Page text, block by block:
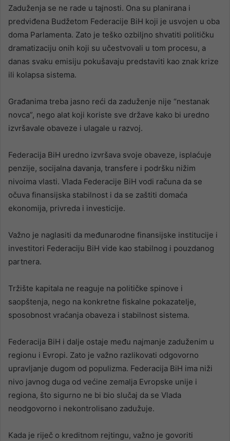
Zaduženja se ne rade u tajnosti. Ona su planirana i
predviđena Budžetom Federacije BiH koji je usvojen u oba
doma Parlamenta. Zato je teško ozbiljno shvatiti političku
dramatizaciju onih koji su učestvovali u tom procesu, a
danas svaku emisiju pokušavaju predstaviti kao znak krize
ili kolapsa sistema.
Građanima treba jasno reći da zaduženje nije “nestanak
novca”, nego alat koji koriste sve države kako bi uredno
izvršavale obaveze i ulagale u razvoj.
Federacija BiH uredno izvršava svoje obaveze, isplaćuje
penzije, socijalna davanja, transfere i podršku nižim
nivoima vlasti. Vlada Federacije BiH vodi računa da se
očuva finansijska stabilnost i da se zaštiti domaća
ekonomija, privreda i investicije.
Važno je naglasiti da međunarodne finansijske institucije i
investitori Federaciju BiH vide kao stabilnog i pouzdanog
partnera.
Tržište kapitala ne reaguje na političke spinove i
saopštenja, nego na konkretne fiskalne pokazatelje,
sposobnost vraćanja obaveza i stabilnost sistema.
Federacija BiH i dalje ostaje među najmanje zaduženim u
regionu i Evropi. Zato je važno razlikovati odgovorno
upravljanje dugom od populizma. Federacija BiH ima niži
nivo javnog duga od većine zemalja Evropske unije i
regiona, što sigurno ne bi bio slučaj da se Vlada
neodgovorno i nekontrolisano zadužuje.
Kada je riječ o kreditnom rejtingu, važno je govoriti